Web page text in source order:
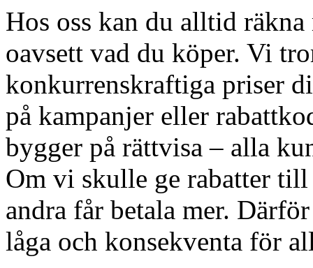
Hos oss kan du alltid
oavsett vad du köper. Vi
konkurrenskraftiga priser
på kampanjer eller
bygger på rättvisa – alla
Om vi skulle ge rabatter
andra får betala mer.
låga och konsekventa för